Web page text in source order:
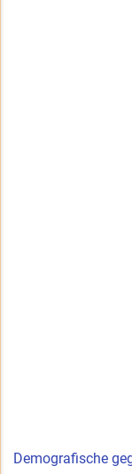
Demografische